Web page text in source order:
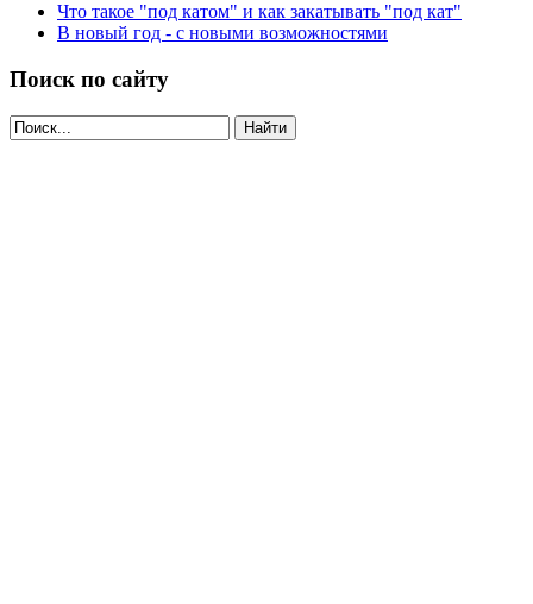
Что такое "под катом" и как закатывать "под кат"
В новый год - с новыми возможностями
Поиск по сайту
Найти